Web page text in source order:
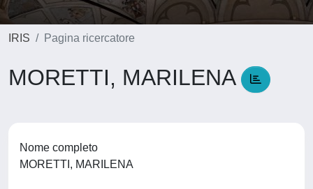
IRIS Pagina ricercatore
MORETTI, MARILENA
Nome completo
MORETTI, MARILENA